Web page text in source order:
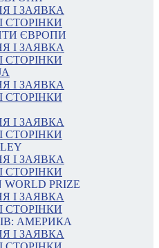
І ЗАЯВКА
СТОРІНКИ
ЄВРОПИ
І ЗАЯВКА
СТОРІНКИ
І ЗАЯВКА
СТОРІНКИ
І ЗАЯВКА
СТОРІНКИ
І ЗАЯВКА
СТОРІНКИ
WORLD PRIZE
І ЗАЯВКА
СТОРІНКИ
АМЕРИКА
І ЗАЯВКА